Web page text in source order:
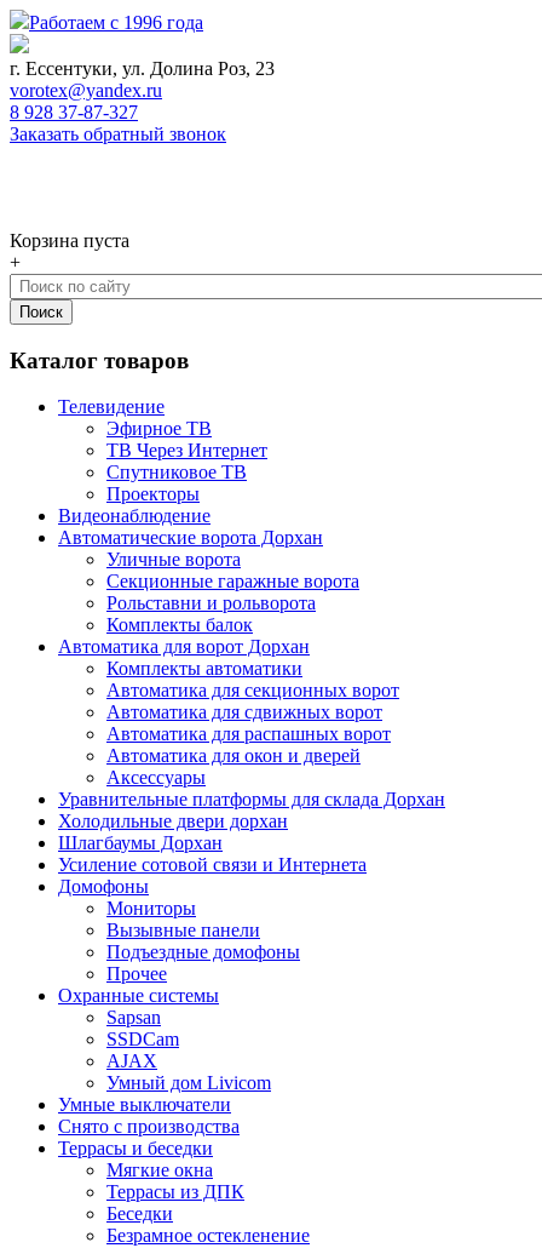
Работаем с 1996 года
г. Ессентуки, ул. Долина Роз, 23
vorotex@yandex.ru
8 928 37-87-327
Заказать обратный звонок
Корзина пуста
+
Каталог товаров
Телевидение
Эфирное ТВ
ТВ Через Интернет
Спутниковое ТВ
Проекторы
Видеонаблюдение
Автоматические ворота Дорхан
Уличные ворота
Секционные гаражные ворота
Рольставни и рольворота
Комплекты балок
Автоматика для ворот Дорхан
Комплекты автоматики
Автоматика для секционных ворот
Автоматика для сдвижных ворот
Автоматика для распашных ворот
Автоматика для окон и дверей
Аксессуары
Уравнительные платформы для склада Дорхан
Холодильные двери дорхан
Шлагбаумы Дорхан
Усиление сотовой связи и Интернета
Домофоны
Мониторы
Вызывные панели
Подъездные домофоны
Прочее
Охранные системы
Sapsan
SSDCam
AJAX
Умный дом Livicom
Умные выключатели
Снято с производства
Террасы и беседки
Мягкие окна
Террасы из ДПК
Беседки
Безрамное остекленение